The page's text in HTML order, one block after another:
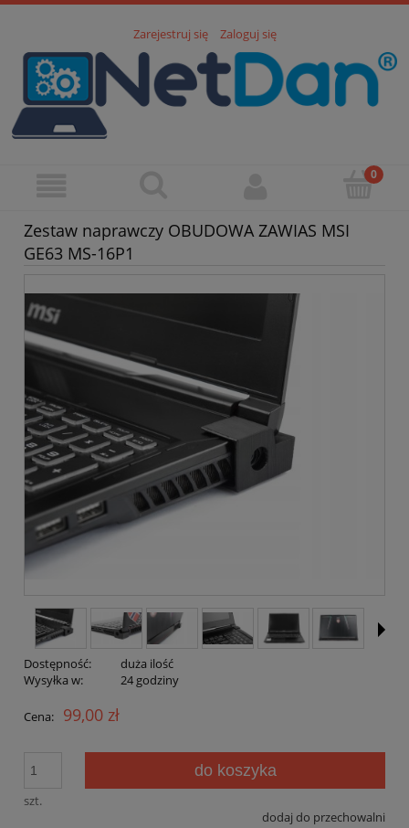
Zarejestruj się Zaloguj się
Zestaw naprawczy OBUDOWA ZAWIAS MSI
GE63 MS-16P1
Dostępność:
duża ilość
Wysyłka w:
24 godziny
Cena: 99,00 zł
szt.
do koszyka
dodaj do przechowalni